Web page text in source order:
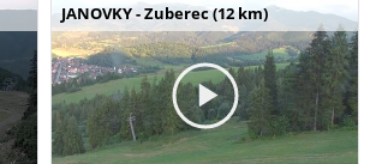
JANOVKY - Zuberec (12 km)